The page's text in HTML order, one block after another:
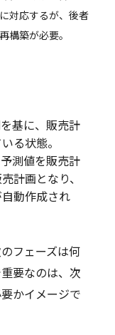
対応するが、後者
構築が必要。
基に、販売計
る状態。
測値を販売計
計画となり、
動作成され
フェーズは何
要なのは、次
かイメージで